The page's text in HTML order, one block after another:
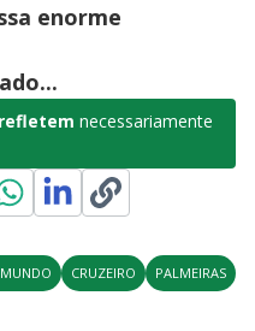
enorme
necessariamente
CRUZEIRO PALMEIRAS